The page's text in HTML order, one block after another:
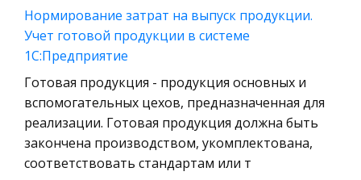
кредитные отношения
Конституционное (государственное) право
зарубежных стран
Муниципальное право России
Радиоэлектроника
Право
Физкультура и Спорт
Нормирование затрат на выпуск продукции.
Учет готовой продукции в системе
1С:Предприятие
Готовая продукция - продукция основных и
вспомогательных цехов, предназначенная для
реализации. Готовая продукция должна быть
закончена производством, укомплектована,
соответствовать стандартам или т